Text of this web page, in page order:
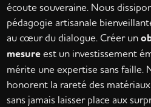
écoute souveraine. Nous
pédagogie artisanale
au cœur du dialogue. Créer un
mesureest un investissement
mérite une expertise sans faille.
honorent la rareté des
sans jamais laisser place aux